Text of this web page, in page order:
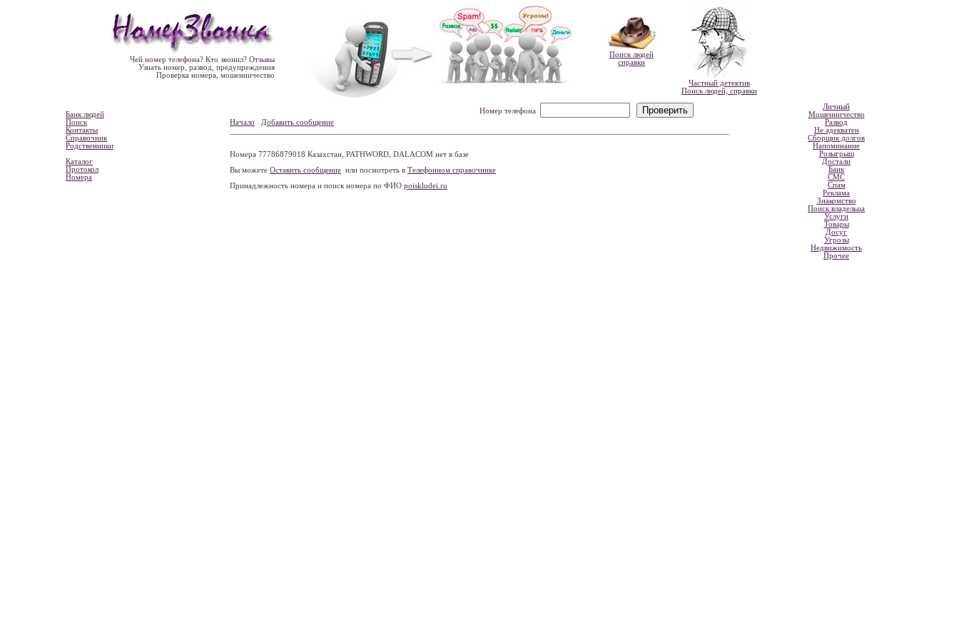
Чей номер телефона? Кто звонил? Отзывы
Узнать номер, развод, предупреждения
Проверка номера, мошенничество
Поиск людей
справки
Частный детектив
Поиск людей, справки
Банк людей
Поиск
Контакты
Справочник
Родственники
Каталог
Протокол
Номера
Номер телефона
Начало
Добавить сообщение
Номера 77786879018 Казахстан, PATHWORD, DALACOM нет в базе
Вы можете Оставить сообщение или посмотреть в Телефонном справочнике
Принадлежность номера и поиск номера по ФИО poiskludei.ru
Личный
Мошенничество
Развод
Не адекватен
Сборщик долгов
Напоминание
Розыгрыш
Достали
Банк
СМС
Спам
Реклама
Знакомство
Поиск владельца
Услуги
Товары
Досуг
Угрозы
Недвижимость
Прочее